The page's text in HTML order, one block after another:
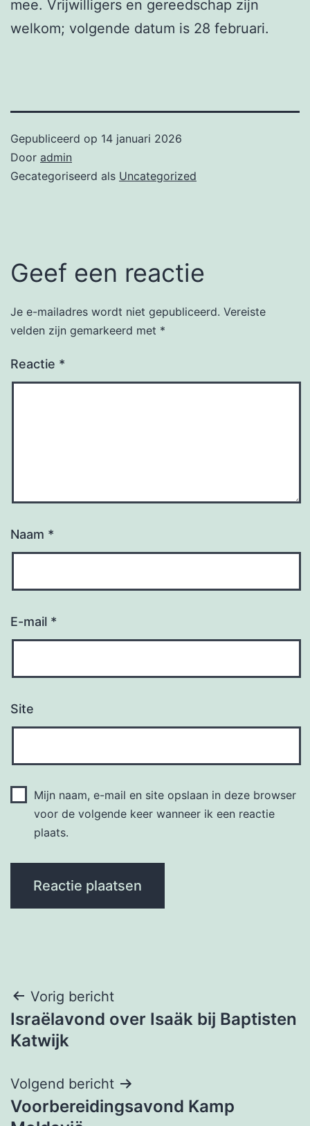
mee. Vrijwilligers en gereedschap zijn
welkom; volgende datum is 28 februari.
Gepubliceerd op 14 januari 2026
Door admin
Gecategoriseerd als Uncategorized
Geef een reactie
Je e-mailadres wordt niet gepubliceerd. Vereiste
velden zijn gemarkeerd met *
Reactie *
Naam *
E-mail *
Site
Mijn naam, e-mail en site opslaan in deze browser
voor de volgende keer wanneer ik een reactie
plaats.
Bericht
navigatie
Vorig bericht
Israëlavond over Isaäk bij Baptisten
Katwijk
Volgend bericht
Voorbereidingsavond Kamp